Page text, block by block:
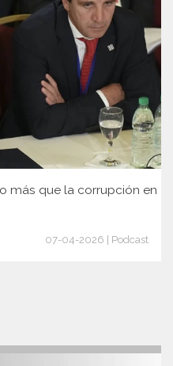
más que la corrupción en
07-04-2026 | Podcast